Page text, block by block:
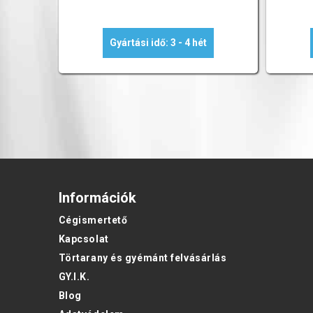
Gyártási idő: 3 - 4 hét
Információk
Cégismertető
Kapcsolat
Törtarany és gyémánt felvásárlás
GY.I.K.
Blog